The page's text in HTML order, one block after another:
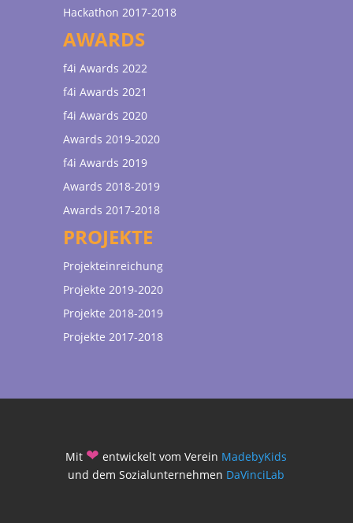
Hackathon 2017-2018
AWARDS
f4i Awards 2022
f4i Awards 2021
f4i Awards 2020
Awards 2019-2020
f4i Awards 2019
Awards 2018-2019
Awards 2017-2018
PROJEKTE
Projekteinreichung
Projekte 2019-2020
Projekte 2018-2019
Projekte 2017-2018
Mit ❤ entwickelt vom Verein MadebyKids
und dem Sozialunternehmen DaVinciLab